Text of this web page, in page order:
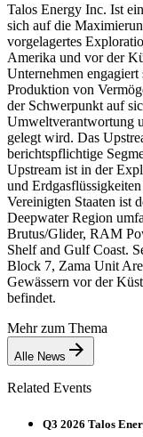
Talos Energy Inc. Ist
sich auf die
vorgelagertes
Amerika und vor der
Unternehmen
Produktion von
der Schwerpunkt auf
Umweltverantwortung
gelegt wird. Das
berichtspflichtige
Upstream ist in der
und
Vereinigten Staaten ist
Deepwater Region
Brutus/Glider, RAM
Shelf and Gulf Coast.
Block 7, Zama Unit
Gewässern vor der
befindet.
Mehr zum Thema
Alle News
Related Events
Q3 2026 Talos